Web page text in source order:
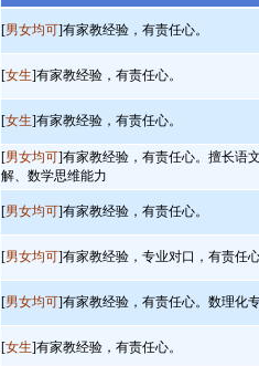
[男女均可]有家教经验，有责任心。
[女生]有家教经验，有责任心。
[女生]有家教经验，有责任心。
[男女均可]有家教经验，有责任心。擅长语
解、数学思维能力
[男女均可]有家教经验，有责任心。
[男女均可]有家教经验，专业对口，有责任
[男女均可]有家教经验，有责任心。数理化
[女生]有家教经验，有责任心。